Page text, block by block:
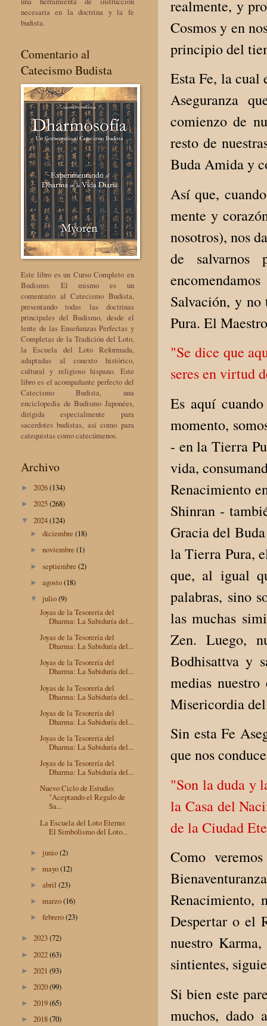
realmente, y
Cosmos y en
principio del
Esta Fe, la cual
Aseguranza
comienzo de
resto de
Buda Amida y
Así que,
mente y
nosotros), nos
de salvarnos
Salvación, y no
Pura. El
"Se dice que
seres en virtud
Es aquí
momento,
- en la Tierra
vida,
Renacimiento
Shinran -
Gracia del
la Tierra Pura,
que, al igual
palabras, sino
las muchas
Zen. Luego,
Bodhisattva y
medias
Misericordia
Sin esta Fe
que nos
"Son la duda y
la Casa del
de la Ciudad
Como
Renacimiento,
Despertar o el
nuestro
sintientes,
Si bien este
muchos, dado
necesaria en la doctrina y la fe
budista.
Comentario al
Catecismo Budista
Este libro es un Curso Completo en
Budismo. El mismo es un
comentario al Catecismo Budista,
presentando todas las doctrinas
principales del Budismo, desde el
lente de las Enseñanzas Perfectas y
Completas de la Tradición del Loto,
la Escuela del Loto Reformada,
adaptadas al conexto histórico,
cultural y religioso hispano. Este
libro es el acompañante perfecto del
Catecismo Budista, una
enciclopedia de Budismo Japonées,
dirigida especialmente para
sacerdotes budistas, así como para
catequistas como catecúmenos.
Archivo
► 2026(134)
► 2025(268)
▼ 2024(124)
►diciembre(18)
►noviembre(1)
►septiembre(2)
►agosto(18)
▼ julio(9)
Joyas de la Tesorería del
Dharma: La Sabiduría del...
Joyas de la Tesorería del
Dharma: La Sabiduría del...
Joyas de la Tesorería del
Dharma: La Sabiduría del...
Joyas de la Tesorería del
Dharma: La Sabiduría del...
Joyas de la Tesorería del
Dharma: La Sabiduría del...
Joyas de la Tesorería del
Dharma: La Sabiduría del...
Joyas de la Tesorería del
Dharma: La Sabiduría del...
Nuevo Ciclo de Estudio:
"Aceptando el Regalo de
Sa...
La Escuela del Loto Eterno:
El Simbolismo del Loto...
► junio(2)
►mayo(12)
►abril(23)
►marzo(16)
►febrero(23)
► 2023(72)
► 2022(63)
► 2021 (93)
► 2020(99)
► 2019(65)
► 2018(70)